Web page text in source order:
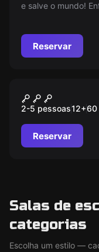
e salve o mundo!
vencer. O destino
Reservar
Margot's
2-5 pessoas12+60
Reservar
Salas de
categorias
Escolha um estilo —